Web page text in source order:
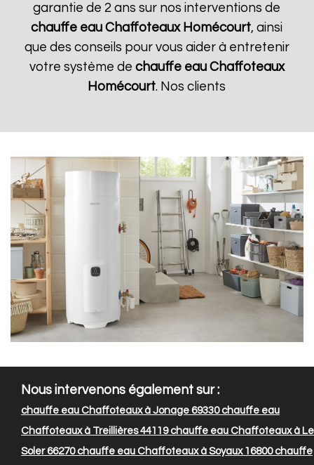
garantie de 2 ans sur nos interventions de
chauffe eau Chaffoteaux Homécourt, ainsi
que des conseils pour vous aider à entretenir
votre système de chauffe eau Chaffoteaux
Homécourt. Nos clients
Nous intervenons également sur :
chauffe eau Chaffoteaux à Jonage 69330chauffe eau
Chaffoteaux à Treillières 44119chauffe eau Chaffoteaux à Le
Soler 66270chauffe eau Chaffoteaux à Soyaux 16800chauffe